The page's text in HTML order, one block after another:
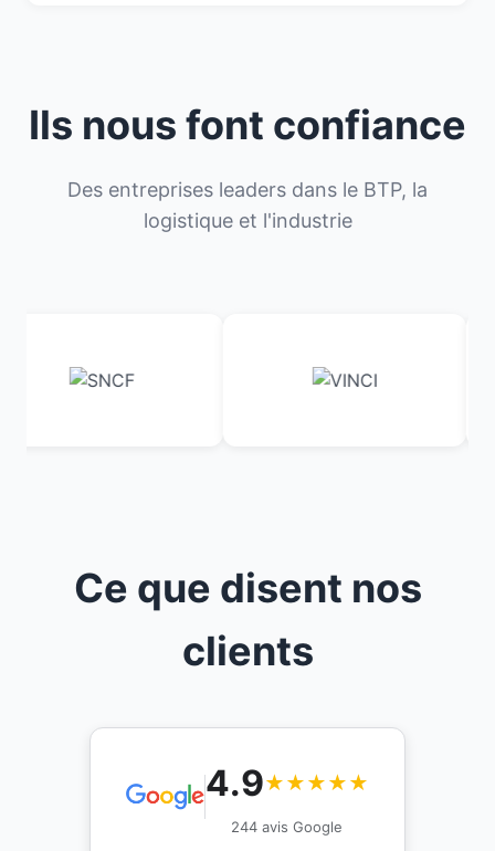
Ils nous font confiance
Des entreprises leaders dans le BTP, la
logistique et l'industrie
Ce que disent nos
clients
4.9★★★★★
244 avis Google